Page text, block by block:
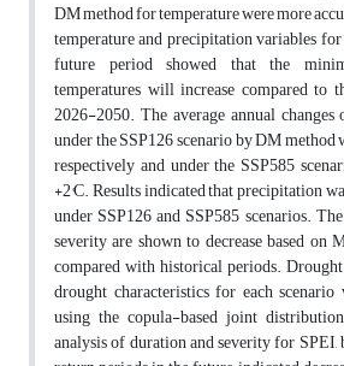
DM method for temperature were more
temperature and precipitation variables
future period showed that the
temperatures will increase compared to
2026-2050. The average annual
under the SSP126 scenario by DM method
respectively and under the SSP585
+2°C. Results indicated that precipitation
under SSP126 and SSP585 scenarios.
severity are shown to decrease based on
compared with historical periods.
drought characteristics for each scenario
using the copula-based joint
analysis of duration and severity for SPEI,